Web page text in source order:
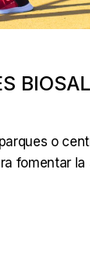
o
fomentar